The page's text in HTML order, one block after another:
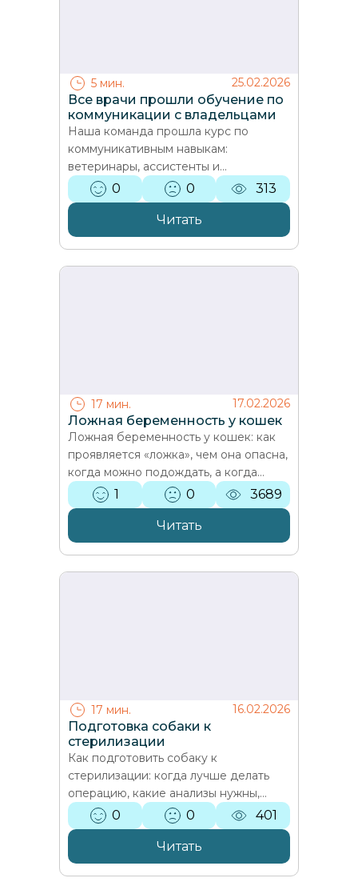
5 мин. 25.02.2026
Все врачи прошли обучение по
коммуникации с владельцами
Наша команда прошла курс по
коммуникативным навыкам:
ветеринары, ассистенты и
диспетчеры учились выстраивать
диалог с владельцами, работать с
0 0 313
Читать
17 мин. 17.02.2026
Ложная беременность у кошек
Ложная беременность у кошек: как
проявляется «ложка», чем она опасна,
когда можно подождать, а когда
нужен врач и стерилизация. Поясняет
ветеринар Варвара…
1 0 3689
Читать
17 мин. 16.02.2026
Подготовка собаки к
стерилизации
Как подготовить собаку к
стерилизации: когда лучше делать
операцию, какие анализы нужны,
сколько не кормить перед наркозом,
что подготовить дома и как…
0 0 401
Читать